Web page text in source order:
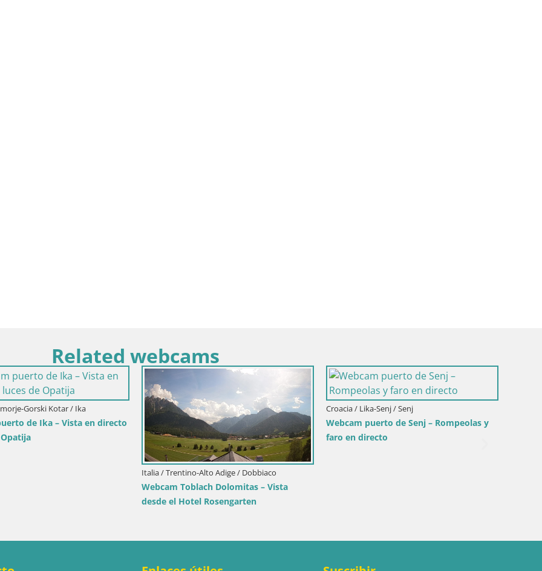
Related webcams
Gorski Kotar / Ika
de Ika – Vista en directo
Italia / Trentino-Alto Adige / Dobbiaco
Webcam Toblach Dolomitas – Vista
desde el Hotel Rosengarten
Croacia / Lika-Senj / Senj
Webcam puerto de Senj – Rompeolas y
faro en directo